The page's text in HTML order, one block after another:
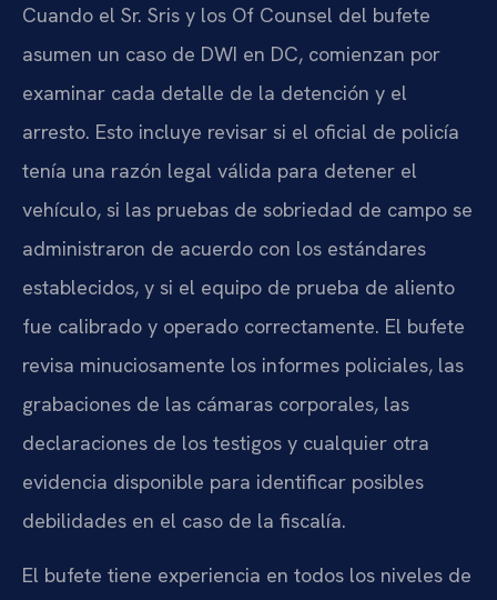
Cuando el Sr. Sris y los Of Counsel del bufete
asumen un caso de DWI en DC, comienzan por
examinar cada detalle de la detención y el
arresto. Esto incluye revisar si el oficial de policía
tenía una razón legal válida para detener el
vehículo, si las pruebas de sobriedad de campo se
administraron de acuerdo con los estándares
establecidos, y si el equipo de prueba de aliento
fue calibrado y operado correctamente. El bufete
revisa minuciosamente los informes policiales, las
grabaciones de las cámaras corporales, las
declaraciones de los testigos y cualquier otra
evidencia disponible para identificar posibles
debilidades en el caso de la fiscalía.
El bufete tiene experiencia en todos los niveles de